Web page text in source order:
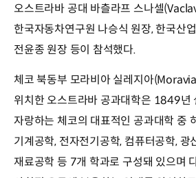
오스트라바 공대 바츨라프 스나셀
한국자동차연구원 나승식 원장, 한국산
전윤종 원장 등이 참석했다.
체코 북동부 모라비아 실레지아
위치한 오스트라바 공과대학은 1849년
자랑하는 체코의 대표적인 공과대학 중
기계공학, 전자전기공학, 컴퓨터공학, 광
재료공학 등 7개 학과로 구성돼 있으며